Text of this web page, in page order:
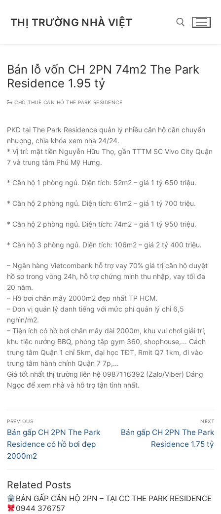
THỊ TRƯỜNG NHÀ VIỆT
Bán lỗ vốn CH 2PN 74m2 The Park
Residence 1.95 tỷ
CHO THUÊ CĂN HỘ THE PARK RESIDENCE
PKD tại The Park Residence quản lý nhiều căn hộ cần chuyển
nhượng, chìa khóa xem nhà 24/24.
* Vị trí: mặt tiền Nguyễn Hữu Thọ, gần TTTM SC Vivo City Quận
7 và trung tâm Phú Mỹ Hưng.
* Căn hộ 1 phòng ngủ. Diện tích: 52m2 – giá 1 tỷ 650 triệu.
* Căn hộ 2 phòng ngủ. Diện tích: 61m2 – giá 1 tỷ 700 triệu.
* Căn hộ 2 phòng ngủ. Diện tích: 74m2 – giá 1 tỷ 950 triệu.
* Căn hộ 3 phòng ngủ. Diện tích: 106m2 – giá 2 tỷ 400 triệu.
– Ngân hàng Vietcombank hỗ trợ vay 70% giá trị căn hộ duyệt
hồ sơ trong vòng 24h, hỗ trợ chứng minh thu nhập, vay tối đa
20 năm.
– Hồ bơi chân mây 2000m2 đẹp nhất TP HCM.
– Đơn vị quản lý danh tiếng với mức phí quản lý chỉ 6,5
nghìn/m2.
– Tiện ích có hồ bơi chân mây dài 2000m, khu vui chơi giải trí,
khu tiệc nướng BBQ, phòng tập gym 360, shophouse,… Cách
trung tâm Quận 1 chỉ 5km, đại học TĐT, Rmit Q7 1km, đi vào
trung tâm hành chính Quận 7 7p,…
Giá tốt nhất thị trường liên hệ 0987116392 (Zalo/Viber) Dáng
Ngọc để xem nhà và hỗ trợ tận tình nhất.
Điều
hướng
bài
viết
PREVIOUS
Previous
post:
Bán gấp CH 2PN The Park
Residence có hồ bơi đẹp
2000m2
NEXT
Next
Bán gấp CH 2PN The Park
Residence 1.75 tỷ
Related Posts
BÁN GẤP CĂN HỘ 2PN – TẠI CC THE PARK RESIDENCE
0944 376757